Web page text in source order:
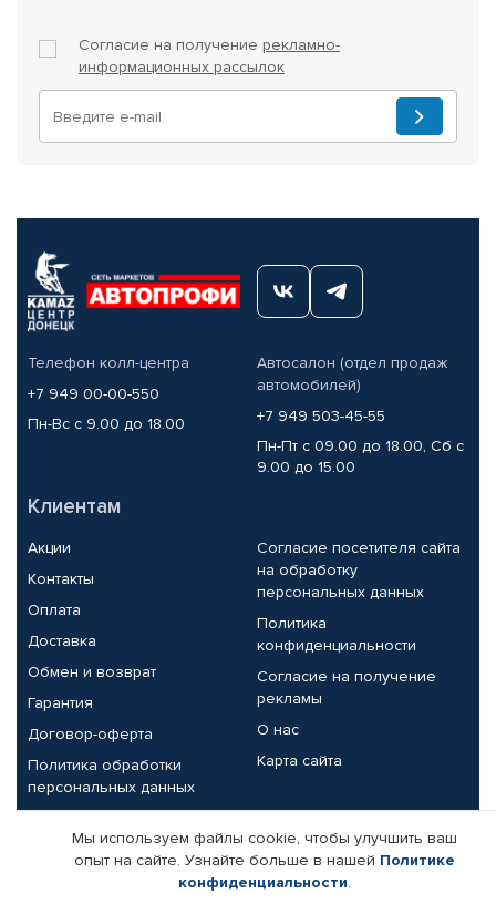
Согласие на получение рекламно-
информационных рассылок
Телефон колл-центра
+7 949 00-00-550
Пн-Вс с 9.00 до 18.00
Автосалон (отдел продаж
автомобилей)
+7 949 503-45-55
Пн-Пт с 09.00 до 18.00, Сб с
9.00 до 15.00
Клиентам
Акции
Контакты
Оплата
Доставка
Обмен и возврат
Гарантия
Договор-оферта
Политика обработки
персональных данных
Согласие посетителя сайта
на обработку
персональных данных
Политика
конфиденциальности
Согласие на получение
рекламы
О нас
Карта сайта
Партнерам
Корпоративным клиентам
Реквизиты компании
Мы используем файлы cookie, чтобы улучшить ваш
опыт на сайте. Узнайте больше в нашей Политике
конфиденциальности.